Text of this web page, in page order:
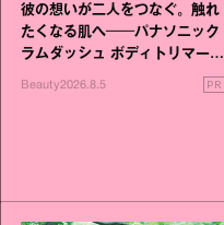
彼の想いが二人をつなぐ。触れ
たくなる肌へ──パナソニック
ラムダッシュ ボディトリマーが
Beauty2026.8.5 PR